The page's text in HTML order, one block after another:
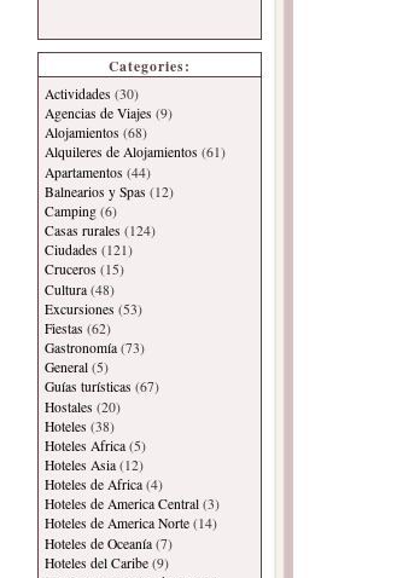
Categories:
Actividades (30)
Agencias de Viajes (9)
Alojamientos (68)
Alquileres de Alojamientos (61)
Apartamentos (44)
Balnearios y Spas (12)
Camping (6)
Casas rurales (124)
Ciudades (121)
Cruceros (15)
Cultura (48)
Excursiones (53)
Fiestas (62)
Gastronomía (73)
General (5)
Guías turísticas (67)
Hostales (20)
Hoteles (38)
Hoteles Africa (5)
Hoteles Asia (12)
Hoteles de Africa (4)
Hoteles de America Central (3)
Hoteles de America Norte (14)
Hoteles de Oceanía (7)
Hoteles del Caribe (9)